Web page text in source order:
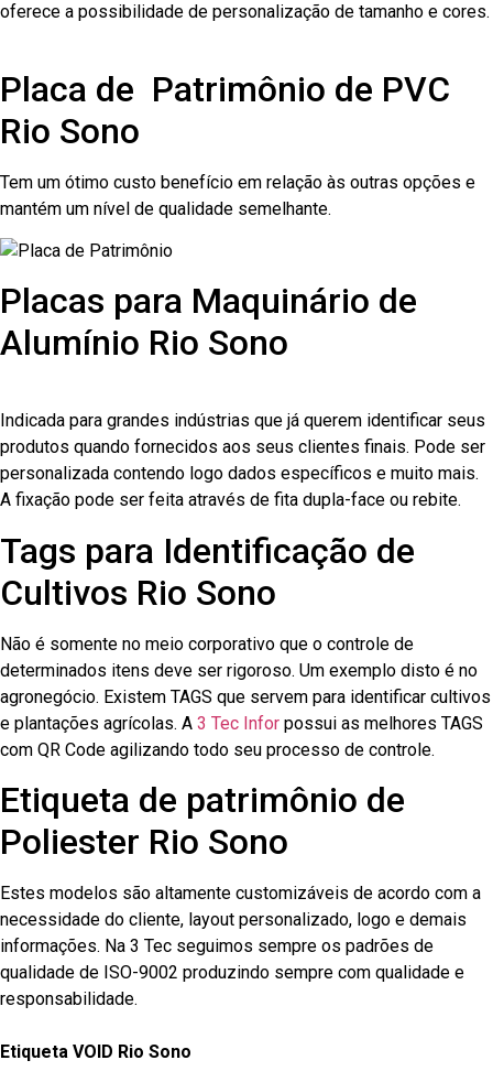
oferece a possibilidade de personalização de tamanho e cores.
Placa de Patrimônio de PVC
Rio Sono
Tem um ótimo custo benefício em relação às outras opções e
mantém um nível de qualidade semelhante.
Placas para Maquinário de
Alumínio Rio Sono
Indicada para grandes indústrias que já querem identificar seus
produtos quando fornecidos aos seus clientes finais. Pode ser
personalizada contendo logo dados específicos e muito mais.
A fixação pode ser feita através de fita dupla-face ou rebite.
Tags para Identificação de
Cultivos Rio Sono
Não é somente no meio corporativo que o controle de
determinados itens deve ser rigoroso. Um exemplo disto é no
agronegócio. Existem TAGS que servem para identificar cultivos
e plantações agrícolas. A 3 Tec Infor possui as melhores TAGS
com QR Code agilizando todo seu processo de controle.
Etiqueta de patrimônio de
Poliester Rio Sono
Estes modelos são altamente customizáveis de acordo com a
necessidade do cliente, layout personalizado, logo e demais
informações. Na 3 Tec seguimos sempre os padrões de
qualidade de ISO-9002 produzindo sempre com qualidade e
responsabilidade.
Etiqueta VOID Rio Sono